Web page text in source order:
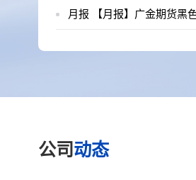
月报 【月报】广金期货黑
公司 动态